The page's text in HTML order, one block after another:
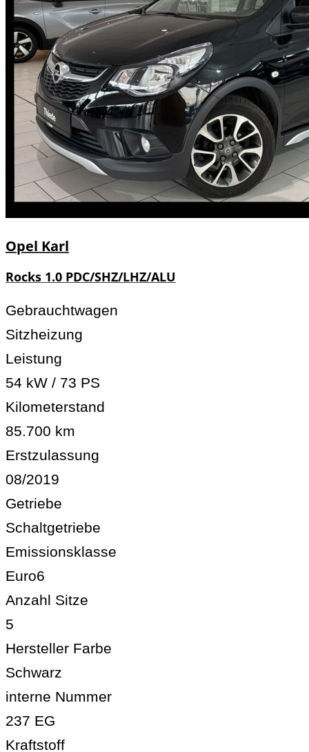
Opel Karl
Rocks 1.0 PDC/SHZ/LHZ/ALU
Gebrauchtwagen
Sitzheizung
Leistung
54 kW / 73 PS
Kilometerstand
85.700 km
Erstzulassung
08/2019
Getriebe
Schaltgetriebe
Emissionsklasse
Euro6
Anzahl Sitze
5
Hersteller Farbe
Schwarz
interne Nummer
237 EG
Kraftstoff